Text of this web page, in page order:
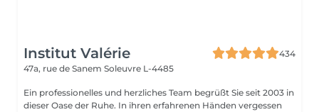
Institut Valérie
434
47a, rue de Sanem Soleuvre L-4485
Ein professionelles und herzliches Team begrüßt Sie seit 2003 in
dieser Oase der Ruhe. In ihren erfahrenen Händen vergessen